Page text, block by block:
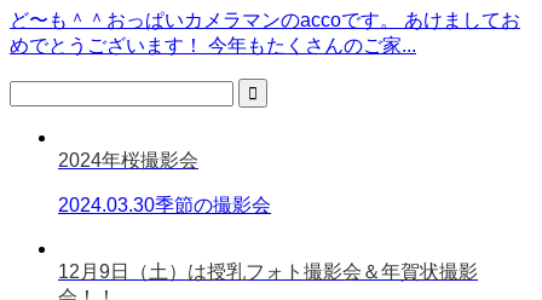
ど〜も＾＾おっぱいカメラマンのaccoです。 あけましてお
めでとうございます！ 今年もたくさんのご家...
2024年桜撮影会
2024.03.30季節の撮影会
12月9日（土）は授乳フォト撮影会＆年賀状撮影